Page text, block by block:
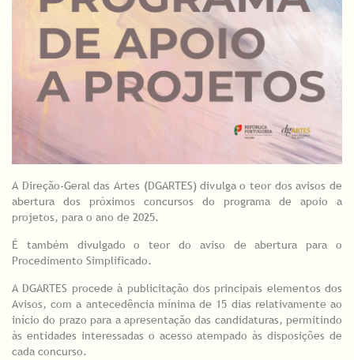
A Direção-Geral das Artes (DGARTES) divulga o teor dos avisos de
abertura dos próximos concursos do programa de apoio a
projetos, para o ano de 2025.
É também divulgado o teor do aviso de abertura para o
Procedimento Simplificado.
A DGARTES procede à publicitação dos principais elementos dos
Avisos, com a antecedência mínima de 15 dias relativamente ao
início do prazo para a apresentação das candidaturas, permitindo
às entidades interessadas o acesso atempado às disposições de
cada concurso.